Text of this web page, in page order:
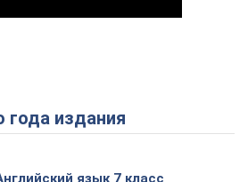
Play Video
года издания
язык 7 класс